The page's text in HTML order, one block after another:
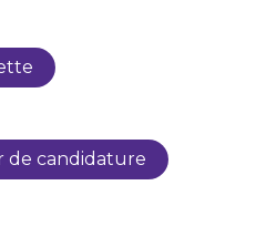
de candidature